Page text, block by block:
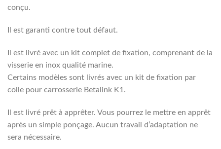
conçu.
Il est garanti contre tout défaut.
Il est livré avec un kit complet de fixation, comprenant de la
visserie en inox qualité marine.
Certains modèles sont livrés avec un kit de fixation par
colle pour carrosserie Betalink K1.
Il est livré prêt à apprêter. Vous pourrez le mettre en apprêt
après un simple ponçage. Aucun travail d’adaptation ne
sera nécessaire.